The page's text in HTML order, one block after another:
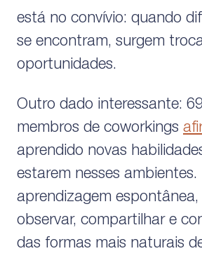
está no convívio: quando
se encontram, surgem
oportunidades.
Outro dado interessante:
membros de coworkings
aprendido novas
estarem nesses ambientes.
aprendizagem espontânea,
observar, compartilhar e
das formas mais naturais